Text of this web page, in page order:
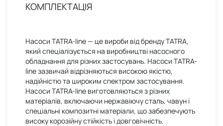
КОМПЛЕКТАЦІЯ
Насоси TATRA-line — це вироби від бренду TATRA,
який спеціалізується на виробництві насосного
обладнання для різних застосувань. Насоси TATRA-
line зазвичай відрізняються високою якістю,
надійністю та широким спектром застосування.
Насоси TATRA-line виготовляються з різних
матеріалів, включаючи нержавіючу сталь, чавун і
спеціальні композитні матеріали, що забезпечують
високу корозійну стійкість і довговічність.